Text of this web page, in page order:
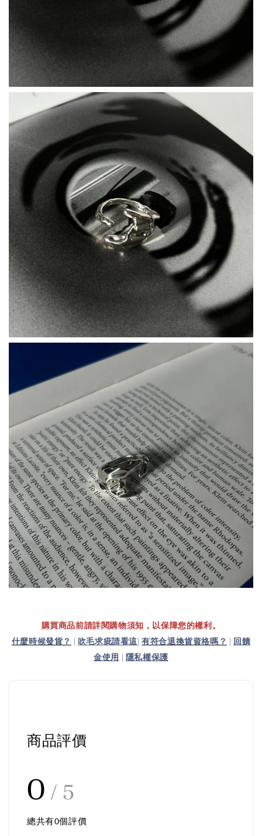
購買商品前請詳閱購物須知，以保障您的權利。
什麼時候發貨？
吹毛求疵請看這 |有符合退換貨資格嗎？
回饋
金使用
隱私權保護
商品評價
0 / 5
總共有0個評價